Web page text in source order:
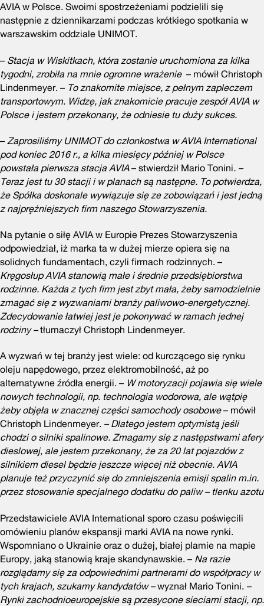
AVIA w Polsce. Swoimi spostrzeżeniami podzielili się
następnie z dziennikarzami podczas krótkiego spotkania w
warszawskim oddziale UNIMOT.
– Stacja w Wiskitkach, która zostanie uruchomiona za kilka
tygodni, zrobiła na mnie ogromne wrażenie– mówił Christoph
Lindenmeyer. – To znakomite miejsce, z pełnym zapleczem
transportowym. Widzę, jak znakomicie pracuje zespół AVIA w
Polsce i jestem przekonany, że odniesie tu duży sukces.
– Zaprosiliśmy UNIMOT do członkostwa w AVIA International
pod koniec 2016 r., a kilka miesięcy później w Polsce
powstała pierwsza stacja AVIA– stwierdził Mario Tonini. –
Teraz jest tu 30 stacji i w planach są następne. To potwierdza,
że Spółka doskonale wywiązuje się ze zobowiązań i jest jedną
z najprężniejszych firm naszego Stowarzyszenia.
Na pytanie o siłę AVIA w Europie Prezes Stowarzyszenia
odpowiedział, iż marka ta w dużej mierze opiera się na
solidnych fundamentach, czyli firmach rodzinnych. –
Kręgosłup AVIA stanowią małe i średnie przedsiębiorstwa
rodzinne. Każda z tych firm jest zbyt mała, żeby samodzielnie
zmagać się z wyzwaniami branży paliwowo-energetycznej.
Zdecydowanie łatwiej jest je pokonywać w ramach jednej
rodziny –tłumaczył Christoph Lindenmeyer.
A wyzwań w tej branży jest wiele: od kurczącego się rynku
oleju napędowego, przez elektromobilność, aż po
alternatywne źródła energii. – W motoryzacji pojawia się wiele
nowych technologii, np. technologia wodorowa, ale wątpię
żeby objęła w znacznej części samochody osobowe– mówił
Christoph Lindenmeyer. – Dlatego jestem optymistą jeśli
chodzi o silniki spalinowe. Zmagamy się z następstwami afery
dieslowej, ale jestem przekonany, że za 20 lat pojazdów z
silnikiem diesel będzie jeszcze więcej niż obecnie. AVIA
planuje też przyczynić się do zmniejszenia emisji spalin m.in.
przez stosowanie specjalnego dodatku do paliw – tlenku azotu
Przedstawiciele AVIA International sporo czasu poświęcili
omówieniu planów ekspansji marki AVIA na nowe rynki.
Wspomniano o Ukrainie oraz o dużej, białej plamie na mapie
Europy, jaką stanowią kraje skandynawskie. – Na razie
rozglądamy się za odpowiednimi partnerami do współpracy w
tych krajach, szukamy kandydatów –wyznał Mario Tonini. –
Rynki zachodnioeuropejskie są przesycone sieciami stacji, np.